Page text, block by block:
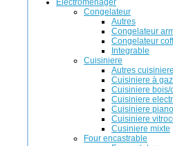
Electromenager
Congelateur
Autres
Congelateur
Congelateur
Integrable
Cuisiniere
Autres
Cuisiniere à gaz
Cuisiniere bois/
Cuisiniere
Cuisiniere piano
Cuisiniere
Cusiniere mixte
Four encastrable